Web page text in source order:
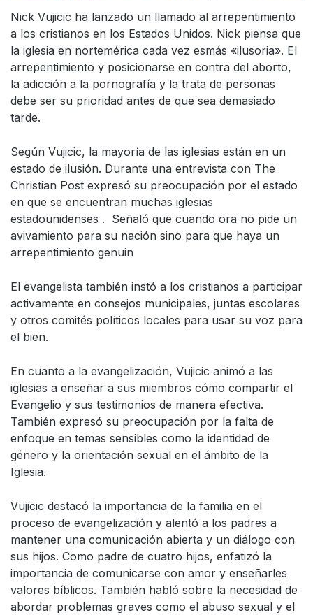
Nick Vujicic ha lanzado un llamado al arrepentimiento
a los cristianos en los Estados Unidos. Nick piensa que
la iglesia en nortemérica cada vez esmás «ilusoria». El
arrepentimiento y posicionarse en contra del aborto,
la adicción a la pornografía y la trata de personas
debe ser su prioridad antes de que sea demasiado
tarde.
Según Vujicic, la mayoría de las iglesias están en un
estado de ilusión. Durante una entrevista con The
Christian Post expresó su preocupación por el estado
en que se encuentran muchas iglesias
estadounidenses . Señaló que cuando ora no pide un
avivamiento para su nación sino para que haya un
arrepentimiento genuin
El evangelista también instó a los cristianos a participar
activamente en consejos municipales, juntas escolares
y otros comités políticos locales para usar su voz para
el bien.
En cuanto a la evangelización, Vujicic animó a las
iglesias a enseñar a sus miembros cómo compartir el
Evangelio y sus testimonios de manera efectiva.
También expresó su preocupación por la falta de
enfoque en temas sensibles como la identidad de
género y la orientación sexual en el ámbito de la
Iglesia.
Vujicic destacó la importancia de la familia en el
proceso de evangelización y alentó a los padres a
mantener una comunicación abierta y un diálogo con
sus hijos. Como padre de cuatro hijos, enfatizó la
importancia de comunicarse con amor y enseñarles
valores bíblicos. También habló sobre la necesidad de
abordar problemas graves como el abuso sexual y el